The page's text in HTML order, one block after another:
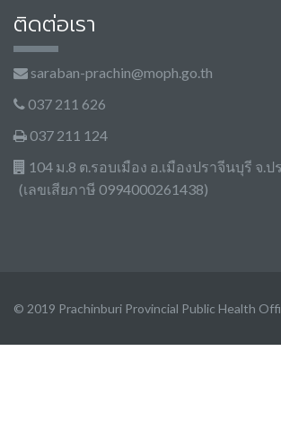
ติดต่อเรา
saraban-prachin@moph.go.th
037 211 626
037 211 124
104 ม.8 ต.รอบเมือง อ.เมืองปราจีนบุรี จ.
(เลขเสียภาษี 0994000261438)
© 2019 Prachinburi Provincial Public Health